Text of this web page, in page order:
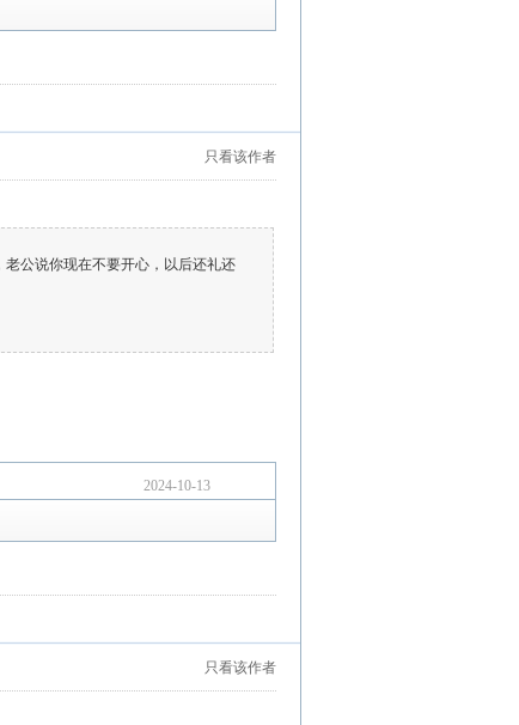
只看该作者
公说你现在不要开心，以后还礼还
2024-10-13
只看该作者